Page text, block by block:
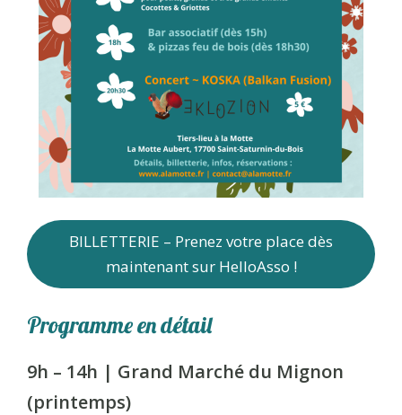
BILLETTERIE – Prenez votre place dès
maintenant sur HelloAsso !
Programme en détail
9h – 14h | Grand Marché du Mignon
(printemps)